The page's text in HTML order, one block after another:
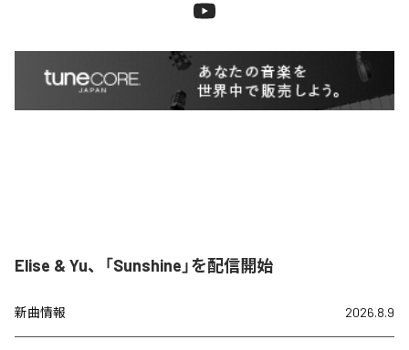
Elise & Yu、「Sunshine」を配信開始
新曲情報 2026.8.9